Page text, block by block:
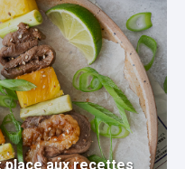
place aux recettes